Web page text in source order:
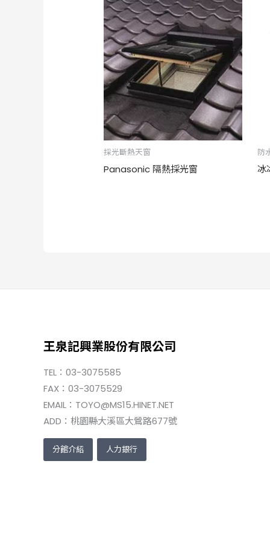
採光斷熱天窗
Panasonic 隔熱採光窗
防
冰
王泉記興業股份有限公司
TEL：03-3075585
FAX：03-3075529
EMAIL：TOYO@MS15.HINET.NET
ADD：桃園縣大溪區大鶯路677號
分館介紹 人力銀行